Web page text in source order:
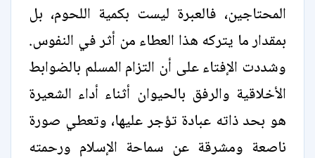
المحتاجين، فالعبرة ليست بكمية اللحوم، بل
بمقدار ما يتركه هذا العطاء من أثر في النفوس.
وشددت الإفتاء على أن التزام المسلم بالضوابط
الأخلاقية والرفق بالحيوان أثناء أداء الشعيرة
هو بحد ذاته عبادة تؤجر عليها، وتعطي صورة
ناصعة ومشرقة عن سماحة الإسلام ورحمته